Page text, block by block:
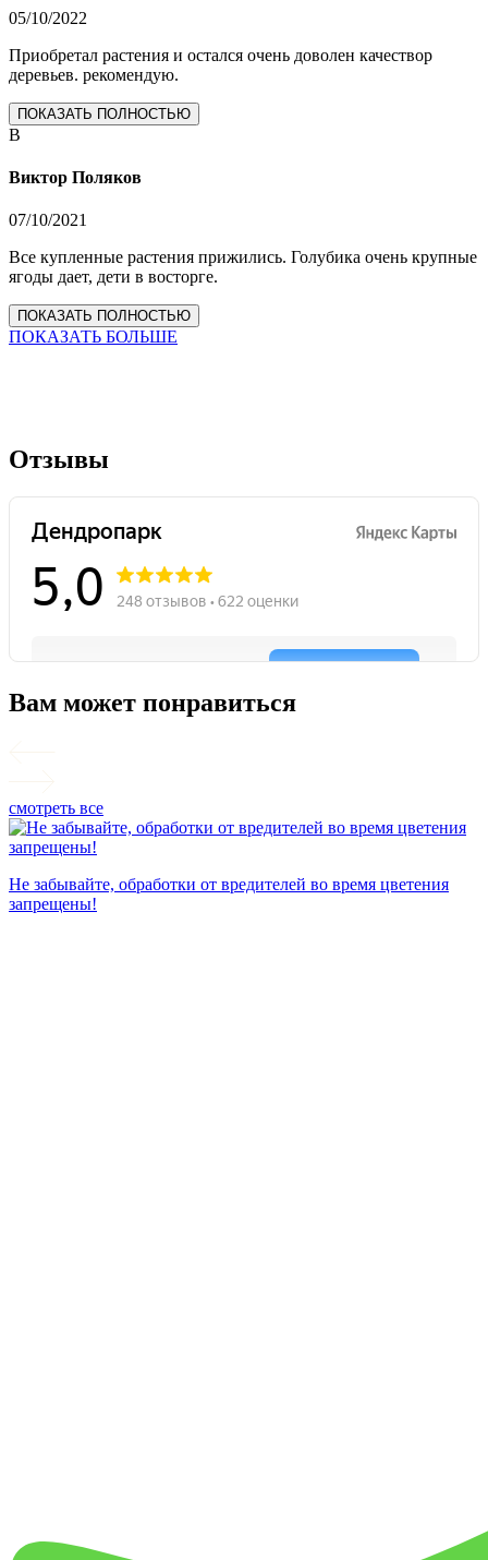
05/10/2022
Приобретал растения и остался очень доволен качествор
деревьев. рекомендую.
ПОКАЗАТЬ ПОЛНОСТЬЮ
В
Виктор Поляков
07/10/2021
Все купленные растения прижились. Голубика очень крупные
ягоды дает, дети в восторге.
ПОКАЗАТЬ ПОЛНОСТЬЮ
ПОКАЗАТЬ БОЛЬШЕ
Отзывы
Вам может понравиться
смотреть все
Не забывайте, обработки от вредителей во время цветения
запрещены!